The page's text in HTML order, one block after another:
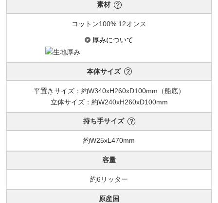
素材
コットン100% 12オンス
厚みについて
本体サイズ
平置きサイズ：約W340xH260xD100mm（船底）
立体サイズ：約W240xH260xD100mm
持ち手サイズ
約W25xL470mm
容量
約6リッター
原産国